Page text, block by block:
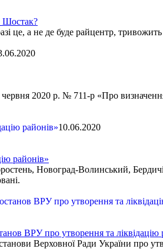
Шостак?
це, а не де буде райцентр,
2020 р. № 711-р «Про
10.06.2020
районів»
Новоград-Волинський,
ВРУ про утворення та ліквідацію
Верховної Ради України про